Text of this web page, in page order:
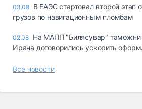
03.08 В ЕАЭС стартовал второй этап
грузов по навигационным пломбам
02.08 На МАПП "Билясувар" таможни
Ирана договорились ускорить
Все новости